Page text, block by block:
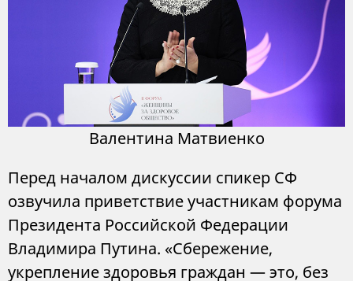
Валентина Матвиенко
Перед началом дискуссии спикер СФ
озвучила приветствие участникам форума
Президента Российской Федерации
Владимира Путина. «Сбережение,
укрепление здоровья граждан — это, без